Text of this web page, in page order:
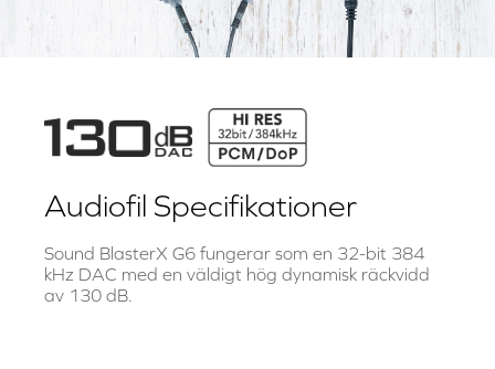
- Genomgång av Xamp på Sound
BlasterX AE-5